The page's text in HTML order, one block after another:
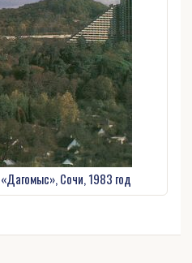
Сочи, 1983 год